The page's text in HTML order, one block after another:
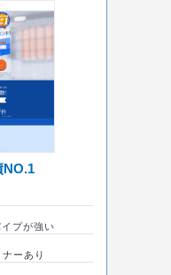
NO.1
プが強い
ーあり